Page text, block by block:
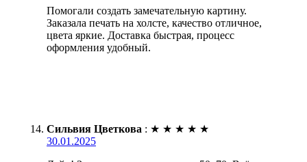
Помогали создать замечательную картину.
Заказала печать на холсте, качество отличное,
цвета яркие. Доставка быстрая, процесс
оформления удобный.
Сильвия Цветкова : ★ ★ ★ ★ ★
30.01.2025